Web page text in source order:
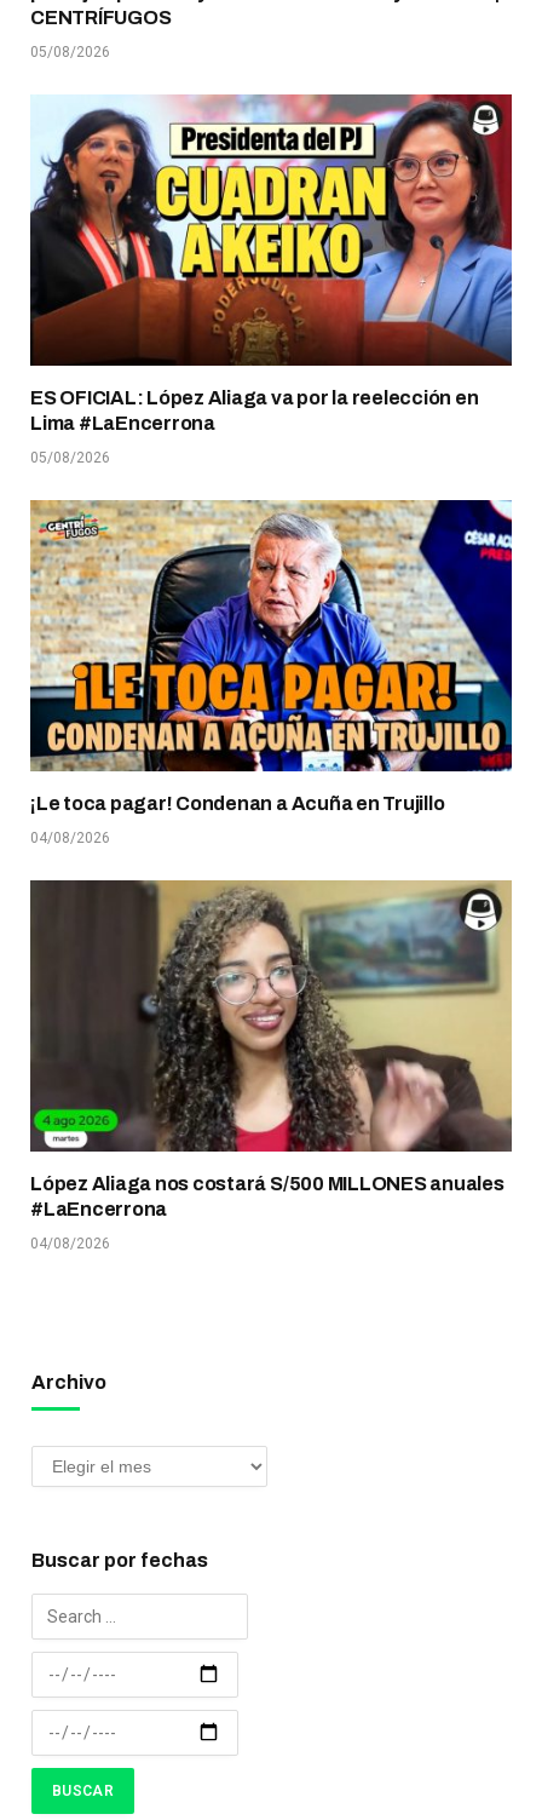
CENTRÍFUGOS
05/08/2026
ES OFICIAL: López Aliaga va por la reelección en
Lima #LaEncerrona
05/08/2026
¡Le toca pagar! Condenan a Acuña en Trujillo
04/08/2026
López Aliaga nos costará S/500 MILLONES anuales
#LaEncerrona
04/08/2026
Archivo
Buscar por fechas